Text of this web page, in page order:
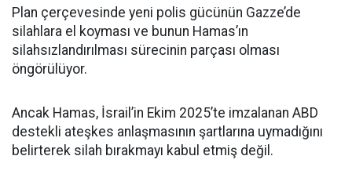
Plan çerçevesinde yeni polis gücünün Gazze’de
silahlara el koyması ve bunun Hamas’ın
silahsızlandırılması sürecinin parçası olması
öngörülüyor.
Ancak Hamas, İsrail’in Ekim 2025’te imzalanan ABD
destekli ateşkes anlaşmasının şartlarına uymadığını
belirterek silah bırakmayı kabul etmiş değil.